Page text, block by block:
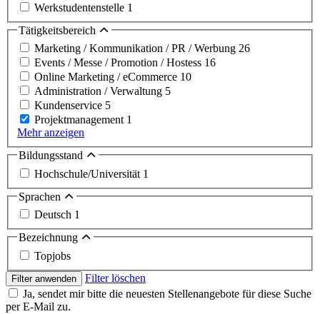
Werkstudentenstelle 1
Tätigkeitsbereich
Marketing / Kommunikation / PR / Werbung 26
Events / Messe / Promotion / Hostess 16
Online Marketing / eCommerce 10
Administration / Verwaltung 5
Kundenservice 5
Projektmanagement 1
Mehr anzeigen
Bildungsstand
Hochschule/Universität 1
Sprachen
Deutsch 1
Bezeichnung
Topjobs
Filter anwenden
Filter löschen
Ja, sendet mir bitte die neuesten Stellenangebote für diese Suche
per E-Mail zu.